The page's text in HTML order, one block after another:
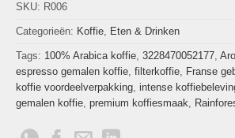
SKU: R006
Categorieën: Koffie, Eten & Drinken
Tags: 100% Arabica koffie, 3228470052177,
espresso gemalen koffie, filterkoffie, Franse
koffie voordeelverpakking, intense
gemalen koffie, premium koffiesmaak,